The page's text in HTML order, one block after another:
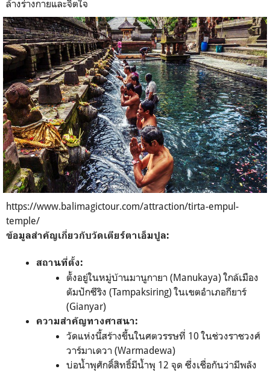
ล้างร่างกายและจิตใจ
https://www.balimagictour.com/attraction/tirta-empul-
temple/
ข้อมูลสำคัญเกี่ยวกับวัดเตียร์ตาเอ็มปูล:
สถานที่ตั้ง:
ตั้งอยู่ในหมู่บ้านมานูกายา (Manukaya) ใกล้เมือง
ตัมปักซีริง (Tampaksiring) ในเขตอำเภอกียาร์
(Gianyar)
ความสำคัญทางศาสนา:
วัดแห่งนี้สร้างขึ้นในศตวรรษที่ 10 ในช่วงราชวงศ์
วาร์มาเดวา (Warmadewa)
บ่อน้ำพุศักดิ์สิทธิ์มีน้ำพุ 12 จุด ซึ่งเชื่อกันว่ามีพลัง